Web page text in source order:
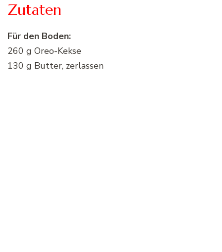
Zutaten
Für den Boden:
260 g Oreo-Kekse
130 g Butter, zerlassen